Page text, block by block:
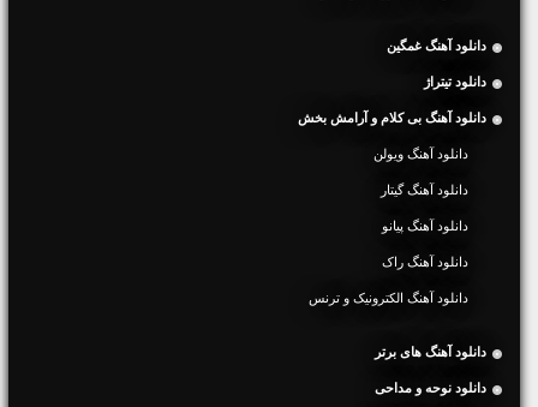
دانلود آهنگ غمگین
دانلود تیتراژ
دانلود آهنگ بی کلام و آرامش بخش
دانلود آهنگ ویولن
دانلود آهنگ گیتار
دانلود آهنگ پیانو
دانلود آهنگ راک
دانلود آهنگ الکترونیک و ترنس
دانلود آهنگ های برتر
دانلود نوحه و مداحی